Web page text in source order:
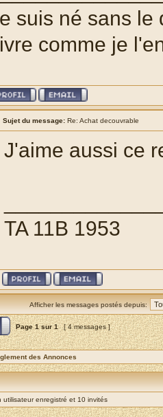
suis né sans le
comme je
Sujet du message: Re: Achat decouvrable
J'aime aussi ce
TA 11B 1953
Afficher les messages postés depuis:
Page1sur1 [ 4 messages ]
des Annonces
utilisateur enregistré et 10 invités